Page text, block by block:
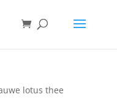
lotus thee